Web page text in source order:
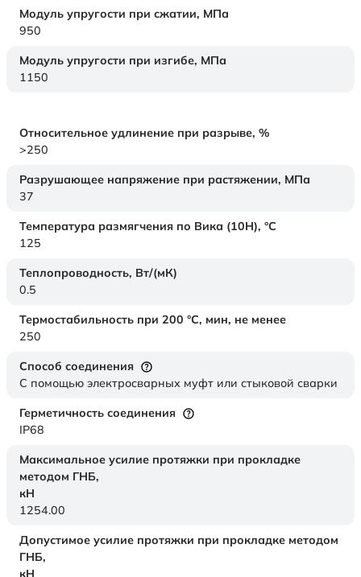
Модуль упругости при сжатии, МПа
950
Модуль упругости при изгибе, МПа
1150
Относительное удлинение при разрыве, %
>250
Разрушающее напряжение при растяжении, МПа
37
Температура размягчения по Вика (10Н), °C
125
Теплопроводность, Вт/(мК)
0.5
Термостабильность при 200 °С, мин, не менее
250
Способ соединения
С помощью электросварных муфт или стыковой сварки
Герметичность соединения
IP68
Максимальное усилие протяжки при прокладке
методом ГНБ,
кН
1254.00
Допустимое усилие протяжки при прокладке методом
ГНБ,